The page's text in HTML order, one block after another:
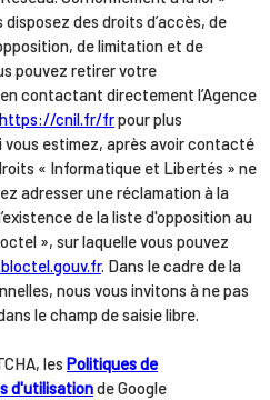
des droits d’accès, de
de limitation et de
pouvez retirer votre
contactant directement l’Agence
https://cnil.fr/frpour plus
vous estimez, après avoir contacté
« Informatique et Libertés » ne
adresser une réclamation à la
de la liste d'opposition au
», sur laquelle vous pouvez
. Dans le cadre de la
nous vous invitons à ne pas
le champ de saisie libre.
les Politiques de
d'utilisationde Google